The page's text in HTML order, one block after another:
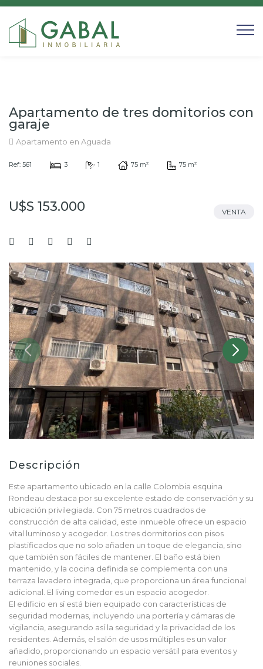
Apartamento de tres domitorios con
garaje
Apartamento en Aguada
Ref: 561 3 1 75 m² 75 m²
U$S 153.000 VENTA
Descripción
Este apartamento ubicado en la calle Colombia esquina
Rondeau destaca por su excelente estado de conservación y su
ubicación privilegiada. Con 75 metros cuadrados de
construcción de alta calidad, este inmueble ofrece un espacio
vital luminoso y acogedor. Los tres dormitorios con pisos
plastificados que no solo añaden un toque de elegancia, sino
que también son fáciles de mantener. El baño está bien
mantenido, y la cocina definida se complementa con una
terraza lavadero integrada, que proporciona un área funcional
adicional. El living comedor es un espacio acogedor.
El edificio en sí está bien equipado con características de
seguridad modernas, incluyendo una portería y cámaras de
vigilancia, asegurando así la seguridad y la privacidad de los
residentes. Además, el salón de usos múltiples es un valor
añadido, proporcionando un espacio versátil para eventos y
reuniones sociales.